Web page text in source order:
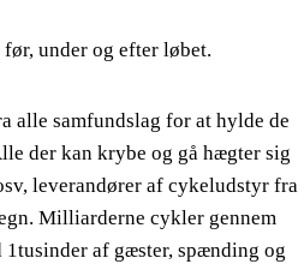
under og efter løbet.
alle samfundslag for at hylde de
der kan krybe og gå hægter sig
leverandører af cykeludstyr fra
Milliarderne cykler gennem
1tusinder af gæster, spænding og